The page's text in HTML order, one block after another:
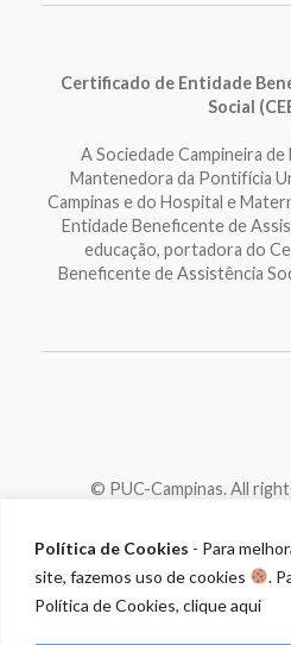
Política de Cookies - Para
site, fazemos uso de cookies
.
Política de Cookies, clique aqui
Certificado de Entidade
Social
A Sociedade Campineira
Mantenedora da Pontifícia
Campinas e do Hospital e
Entidade Beneficente de
educação, portadora do
Beneficente de Assistência
© PUC-Campinas. All